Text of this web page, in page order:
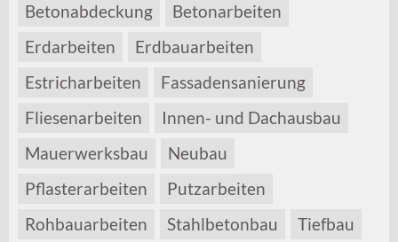
Betonabdeckung
Betonarbeiten
Erdarbeiten
Erdbauarbeiten
Estricharbeiten
Fassadensanierung
Fliesenarbeiten
Innen- und Dachausbau
Mauerwerksbau
Neubau
Pflasterarbeiten
Putzarbeiten
Rohbauarbeiten
Stahlbetonbau
Tiefbau